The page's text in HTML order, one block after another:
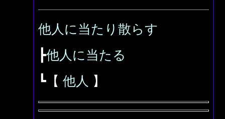
他人に当たり散らす
┣他人に当たる
┗【 他人 】